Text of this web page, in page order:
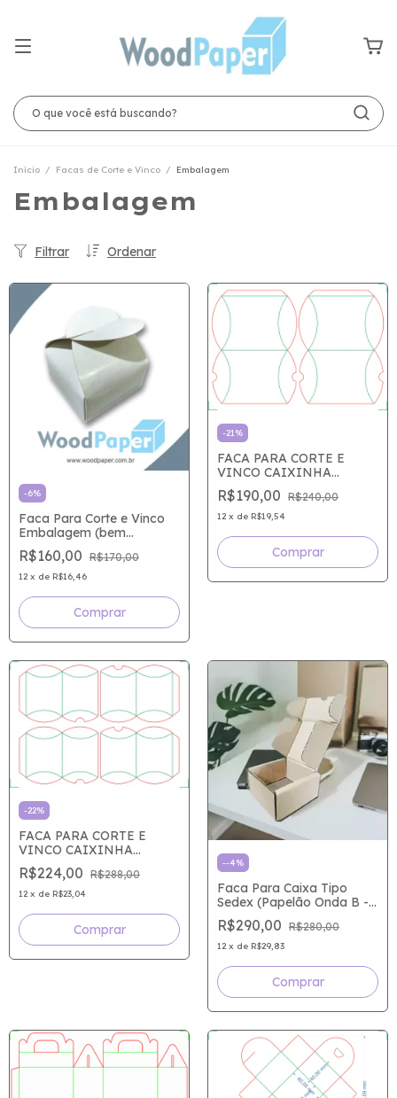
Início / Facas de Corte e Vinco / Embalagem
Embalagem
Ordenar
Filtrar
-6%
Faca Para Corte e Vinco
Embalagem (bem
Casado) 5,5 x 5,5 x 6.5 cm
R$160,00 R$170,00
12 x de R$16,46
-21%
FACA PARA CORTE E
VINCO CAIXINHA
ALMOFADA
110x90x30mm com2 no
A4
R$190,00 R$240,00
12 x de R$19,54
-22%
FACA PARA CORTE E
VINCO CAIXINHA
ALMOFADA 75x60x20mm
com4 no A4
R$224,00 R$288,00
12 x de R$23,04
--4%
Faca Para Caixa Tipo
Sedex (Papelão Onda B -
3mm) 9 X 9 X 5 Cm
R$290,00 R$280,00
12 x de R$29,83